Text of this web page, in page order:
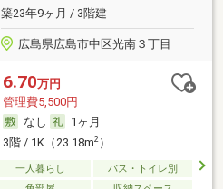
築23年9ヶ月 / 3階建
広島県広島市中区光南３丁目
6.70万円
管理費5,500円
なし
1ヶ月
3階 / 1K（23.18m2）
一人暮らし
バス・トイレ別